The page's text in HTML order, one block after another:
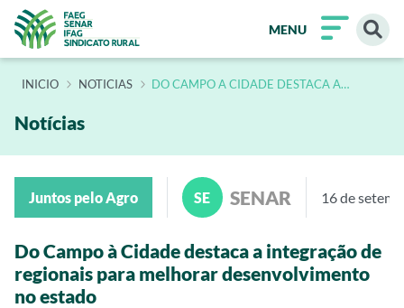
MENU
INÍCIO NOTICIAS DO CAMPO A CIDADE DESTACA A
Notícias
Juntos pelo Agro SE SENAR 16 de
Do Campo à Cidade destaca a integração de
regionais para melhorar desenvolvimento
no estado